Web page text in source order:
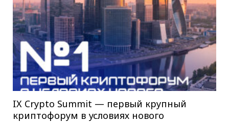
IX Crypto Summit — первый крупный
криптофорум в условиях нового